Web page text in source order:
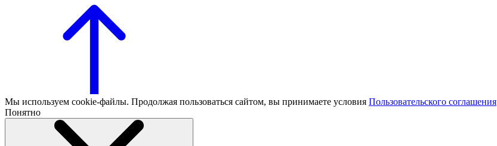
Мы используем cookie-файлы. Продолжая пользоваться сайтом, вы принимаете условия Пользовательского соглашения
Понятно